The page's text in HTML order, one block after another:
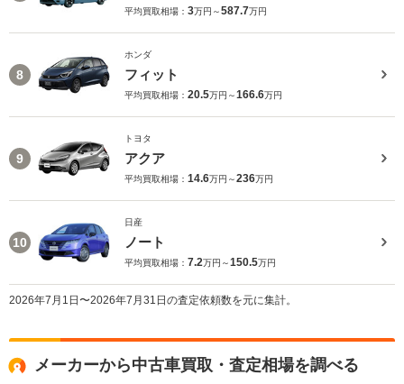
平均買取相場： 3万円～587.7万円
8
ホンダ
フィット
平均買取相場： 20.5万円～166.6万円
9
トヨタ
アクア
平均買取相場： 14.6万円～236万円
10
日産
ノート
平均買取相場： 7.2万円～150.5万円
2026年7月1日〜2026年7月31日の査定依頼数を元に集計。
メーカーから中古車買取・査定相場を調べる